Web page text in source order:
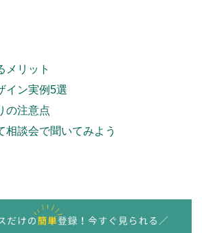
メリット
イン実例5選
の注意点
相談会で聞いてみよう